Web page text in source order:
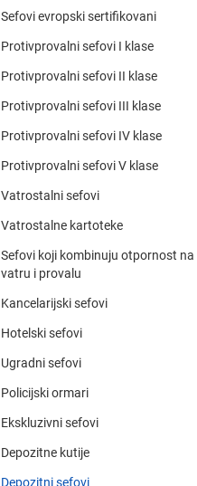
Sefovi evropski sertifikovani
Protivprovalni sefovi I klase
Protivprovalni sefovi II klase
Protivprovalni sefovi III klase
Protivprovalni sefovi IV klase
Protivprovalni sefovi V klase
Vatrostalni sefovi
Vatrostalne kartoteke
Sefovi koji kombinuju otpornost na
vatru i provalu
Kancelarijski sefovi
Hotelski sefovi
Ugradni sefovi
Policijski ormari
Ekskluzivni sefovi
Depozitne kutije
Depozitni sefovi